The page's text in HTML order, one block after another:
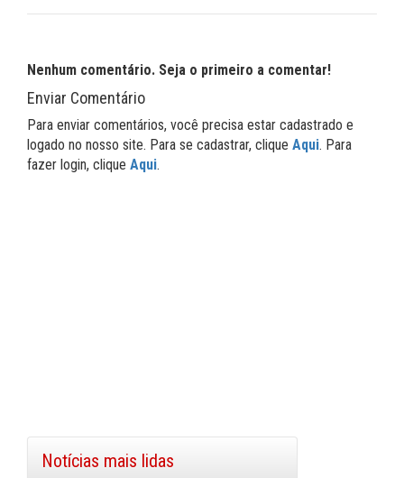
Nenhum comentário. Seja o primeiro a comentar!
Enviar Comentário
Para enviar comentários, você precisa estar cadastrado e
logado no nosso site. Para se cadastrar, clique Aqui. Para
fazer login, clique Aqui.
Notícias mais lidas